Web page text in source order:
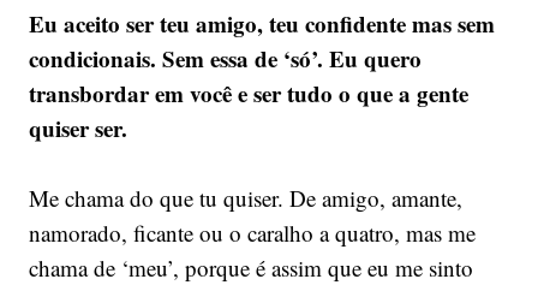
Eu aceito ser teu amigo, teu confidente mas sem
condicionais. Sem essa de ‘só’. Eu quero
transbordar em você e ser tudo o que a gente
quiser ser.
Me chama do que tu quiser. De amigo, amante,
namorado, ficante ou o caralho a quatro, mas me
chama de ‘meu’, porque é assim que eu me sinto